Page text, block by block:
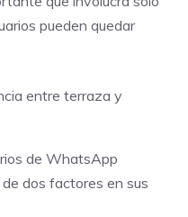
pueden quedar
entre terraza y
de WhatsApp
dos factores en sus